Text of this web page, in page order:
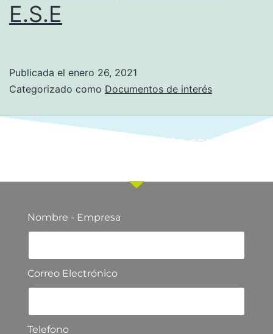
E.S.E
Publicada el enero 26, 2021
Categorizado como Documentos de interés
Ponte en contacto con
Nombre - Empresa
Correo Electrónico
Telefono